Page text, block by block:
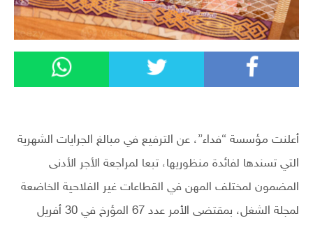
أعلنت مؤسسة “فداء”، عن الترفيع في مبالغ الجرايات الشهرية
التي تسندها لفائدة منظوريها، تبعا لمراجعة الأجر الأدنى
المضمون لمختلف المهن في القطاعات غير الفلاحية الخاضعة
لمجلة الشغل، بمقتضى الأمر عدد 67 المؤرخ في 30 أفريل